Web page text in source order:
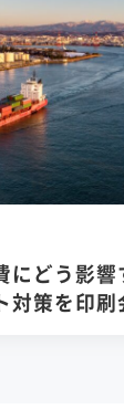
にどう影
対策を印